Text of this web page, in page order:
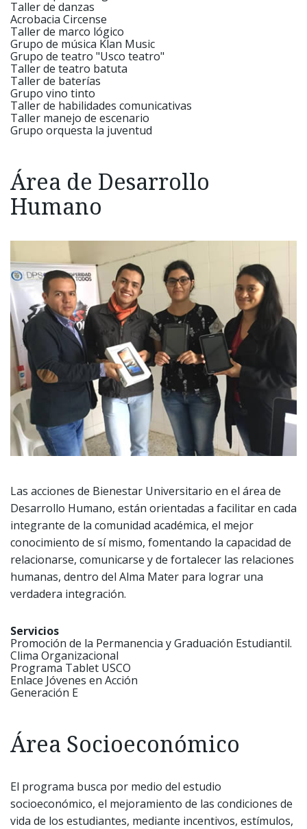
Taller de danzas
Acrobacia Circense
Taller de marco lógico
Grupo de música Klan Music
Grupo de teatro "Usco teatro"
Taller de teatro batuta
Taller de baterías
Grupo vino tinto
Taller de habilidades comunicativas
Taller manejo de escenario
Grupo orquesta la juventud
Área de Desarrollo
Humano
Las acciones de Bienestar Universitario en el área de
Desarrollo Humano, están orientadas a facilitar en cada
integrante de la comunidad académica, el mejor
conocimiento de sí mismo, fomentando la capacidad de
relacionarse, comunicarse y de fortalecer las relaciones
humanas, dentro del Alma Mater para lograr una
verdadera integración.
Servicios
Promoción de la Permanencia y Graduación Estudiantil.
Clima Organizacional
Programa Tablet USCO
Enlace Jóvenes en Acción
Generación E
Área Socioeconómico
El programa busca por medio del estudio
socioeconómico, el mejoramiento de las condiciones de
vida de los estudiantes, mediante incentivos, estímulos,